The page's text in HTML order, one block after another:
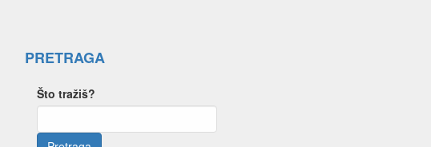
PRETRAGA
Što tražiš?